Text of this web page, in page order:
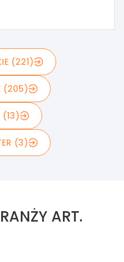
(221)
(205)
(13)
(3)
ART.